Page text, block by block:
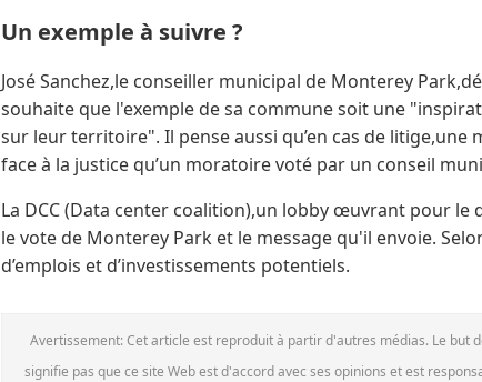
Un exemple à suivre ?
José Sanchez,le conseiller municipal de Monterey
souhaite que l'exemple de sa commune soit une
sur leur territoire". Il pense aussi qu’en cas de
face à la justice qu’un moratoire voté par un conseil
La DCC (Data center coalition),un lobby œuvrant pour
le vote de Monterey Park et le message qu'il envoie.
d’emplois et d’investissements potentiels.
Avertissement: Cet article est reproduit à partir d'autres médias. Le
signifie pas que ce site Web est d'accord avec ses opinions et est